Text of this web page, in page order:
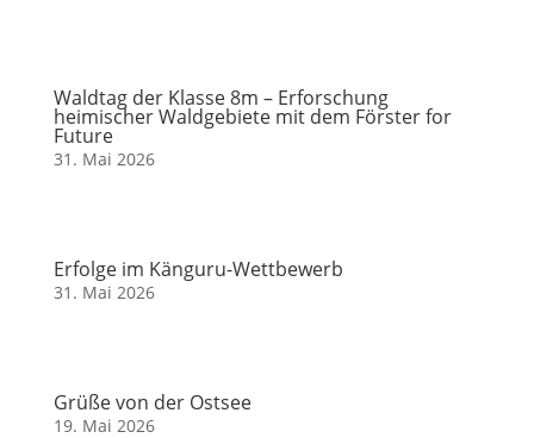
Waldtag der Klasse 8m – Erforschung
heimischer Waldgebiete mit dem Förster for
Future
31. Mai 2026
Erfolge im Känguru-Wettbewerb
31. Mai 2026
Grüße von der Ostsee
19. Mai 2026